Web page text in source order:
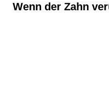
Wenn der Zahn